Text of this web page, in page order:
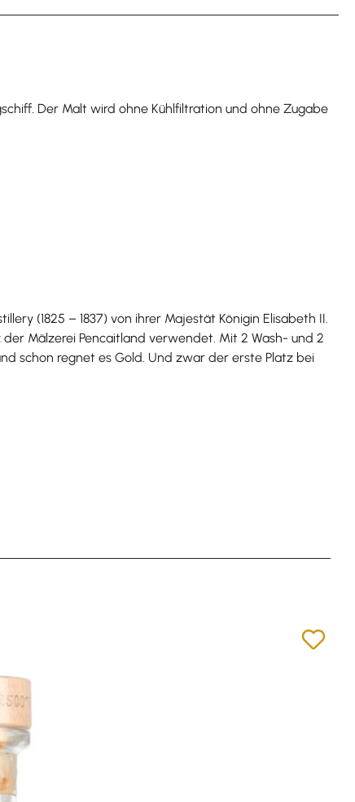
Der Malt wird ohne Kühlfiltration und ohne Zugabe
(1825 – 1837) von ihrer Majestät Königin Elisabeth II.
Mälzerei Pencaitland verwendet. Mit 2 Wash- und 2
schon regnet es Gold. Und zwar der erste Platz bei